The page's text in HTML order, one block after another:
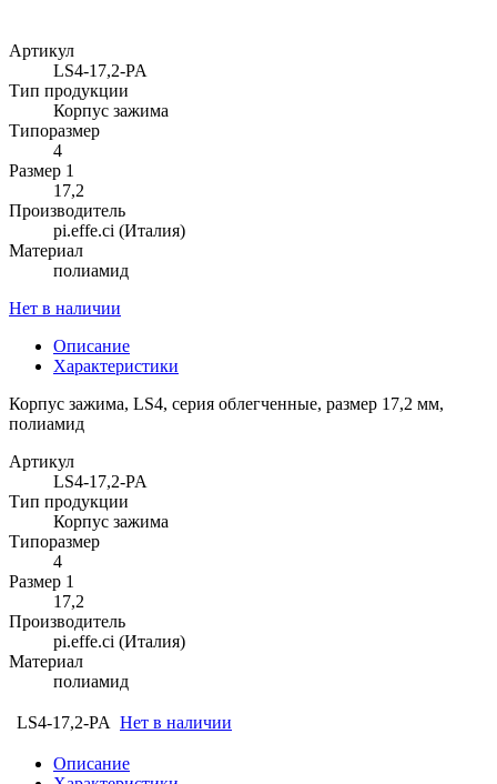
Артикул
LS4-17,2-PA
Тип продукции
Корпус зажима
Типоразмер
4
Размер 1
17,2
Производитель
pi.effe.ci (Италия)
Материал
полиамид
Нет в наличии
Описание
Характеристики
Корпус зажима, LS4, серия облегченные, размер 17,2 мм,
полиамид
Артикул
LS4-17,2-PA
Тип продукции
Корпус зажима
Типоразмер
4
Размер 1
17,2
Производитель
pi.effe.ci (Италия)
Материал
полиамид
LS4-17,2-PA Нет в наличии
Описание